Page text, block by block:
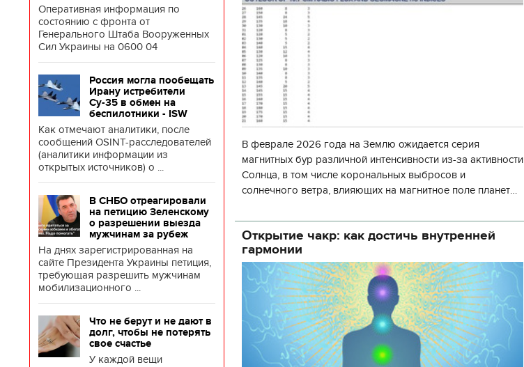
Оперативная информация по
состоянию с фронта от
Генерального Штаба Вооруженных
Сил Украины на 0600 04
Россия могла пообещать
Ирану истребители
Су-35 в обмен на
беспилотники - ISW
Как отмечают аналитики, после
сообщений OSINT-расследователей
(аналитики информации из
открытых источников) о ...
В СНБО отреагировали
на петицию Зеленскому
о разрешении выезда
мужчинам за рубеж
На днях зарегистрированная на
сайте Президента Украины петиция,
требующая разрешить мужчинам
мобилизационного ...
Что не берут и не дают в
долг, чтобы не потерять
свое счастье
У каждой вещи
В феврале 2026 года на Землю ожидается серия
магнитных бур различной интенсивности из-за активности
Солнца, в том числе корональных выбросов и
солнечного ветра, влияющих на магнитное поле планеты.
об
Открытие чакр: как достичь внутренней
гармонии